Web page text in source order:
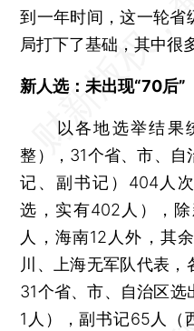
到一年时间，这一轮省
局打下了基础，其中很
新人选：未出现“70后”
以各地选举结果
整），31个省、市、
记、副书记）404人
选，实有402人），
人，海南12人外，其
川、上海无军队代表，
31个省、市、自治区选
1人），副书记65人（